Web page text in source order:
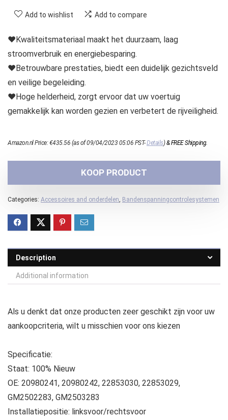
Add to wishlist Add to compare
♥Kwaliteitsmateriaal maakt het duurzaam, laag
stroomverbruik en energiebesparing.
♥Betrouwbare prestaties, biedt een duidelijk gezichtsveld
en veilige begeleiding.
♥Hoge helderheid, zorgt ervoor dat uw voertuig
gemakkelijk kan worden gezien en verbetert de rijveiligheid.
Amazon.nl Price:€435.56 (as of 09/04/2023 05:06 PST-Details)&FREE Shipping.
KOOP PRODUCT
Categories: Accessoires and onderdelen Bandenspanningcontrolesystemen
Description
Additional information
Als u denkt dat onze producten zeer geschikt zijn voor uw
aankoopcriteria, wilt u misschien voor ons kiezen
Specificatie:
Staat: 100% Nieuw
OE: 20980241, 20980242, 22853030, 22853029,
GM2502283, GM2503283
Installatiepositie: linksvoor/rechtsvoor